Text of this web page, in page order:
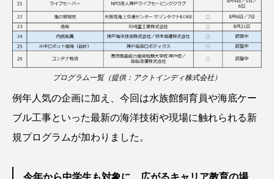
コウテイペンギン コオイムシ
コガタペンギン コガネスズメダイ
コクチバス コクレン コチ
コトクラゲ コノシロ コバンザメ
プログラム一覧（提供：アクトインディ株式会社）
例年人気の企画に加え、今回は水族館飼育員や海底ケー
ブル工事といった最新の海洋技術や現場に触れられる新
規プログラムが加わりました。